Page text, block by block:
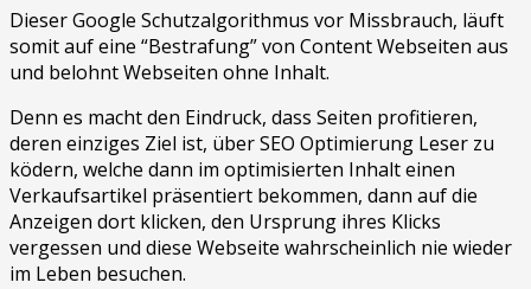
Dieser Google Schutzalgorithmus vor Missbrauch, läuft
somit auf eine “Bestrafung” von Content Webseiten aus
und belohnt Webseiten ohne Inhalt.
Denn es macht den Eindruck, dass Seiten profitieren,
deren einziges Ziel ist, über SEO Optimierung Leser zu
ködern, welche dann im optimisierten Inhalt einen
Verkaufsartikel präsentiert bekommen, dann auf die
Anzeigen dort klicken, den Ursprung ihres Klicks
vergessen und diese Webseite wahrscheinlich nie wieder
im Leben besuchen.